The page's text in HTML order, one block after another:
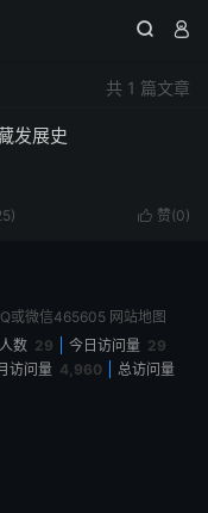
 
共 1 篇文章
发展史
 赞(0)
或微信465605 网站地图
数 29 今日访问量 29
访问量 4,960
总访问量